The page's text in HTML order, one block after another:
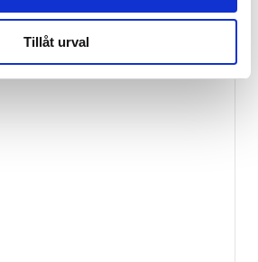
Tillåt urval